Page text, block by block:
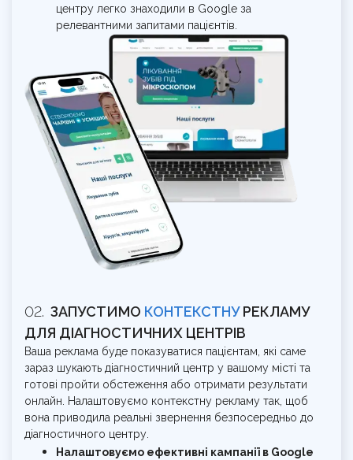
центру легко знаходили в Google за
релевантними запитами пацієнтів.
ЗАПУСТИМО КОНТЕКСТНУРЕКЛАМУ
ДЛЯ ДІАГНОСТИЧНИХ ЦЕНТРІВ
Ваша реклама буде показуватися пацієнтам, які саме
зараз шукають діагностичний центр у вашому місті та
готові пройти обстеження або отримати результати
онлайн. Налаштовуємо контекстну рекламу так, щоб
вона приводила реальні звернення безпосередньо до
діагностичного центру.
Налаштовуємо ефективні кампанії в Google